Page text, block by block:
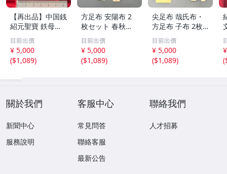
【再出品】中国銭
紹元聖寶 鉄母
銭？
目前出價
¥ 5,000
($1,089)
方足布 安陽布 2
枚セット 春秋戦
国時代 中国古代
銭貨 布貨 布幣 銅
銭 古銭 コレクシ
ョン 貨幣
目前出價
¥ 5,000
($1,089)
尖足布 哉氏布・
方足布 子布 2枚
セット 中国戦国
古銭 布幣 古銭 貨
布 貨幣
目前出價
¥ 5,000
($1,089)
(
關於我們
新聞中心
服務說明
客服中心
常見問答
聯絡客服
最新公告
聯絡我們
人才招募